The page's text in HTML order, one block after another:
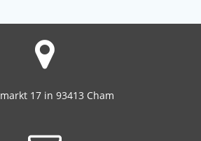
17 in 93413 Cham